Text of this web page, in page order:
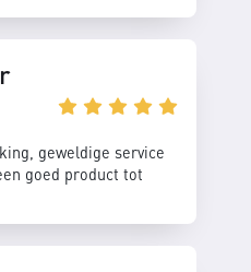
geweldige service
goed product tot